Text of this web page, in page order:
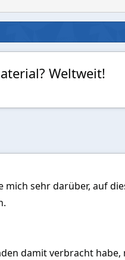
Weltweit!
mich sehr darüber, auf
damit verbracht